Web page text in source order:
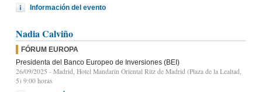
Información del evento
Nadia Calviño
FÓRUM EUROPA
Presidenta del Banco Europeo de Inversiones (BEI)
26/09/2025 - Madrid, Hotel Mandarin Oriental Ritz de Madrid (Plaza de la Lealtad,
5) 9:00 horas